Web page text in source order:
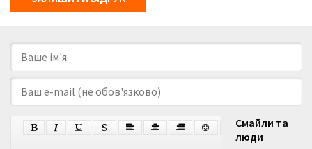
Смайли та
люди